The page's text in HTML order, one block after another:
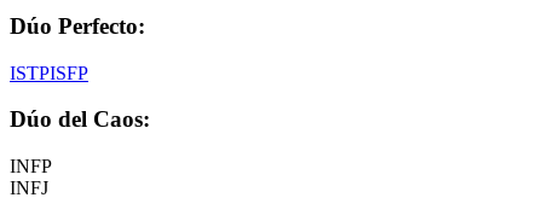
Dúo Perfecto:
ISTPISFP
Dúo del Caos:
INFP
INFJ